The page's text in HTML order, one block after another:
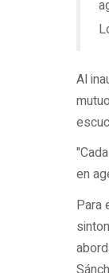
Al
en
Para